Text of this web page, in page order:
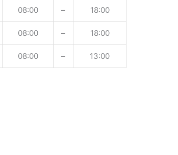
08:00 – 18:00
08:00 – 18:00
08:00 – 13:00